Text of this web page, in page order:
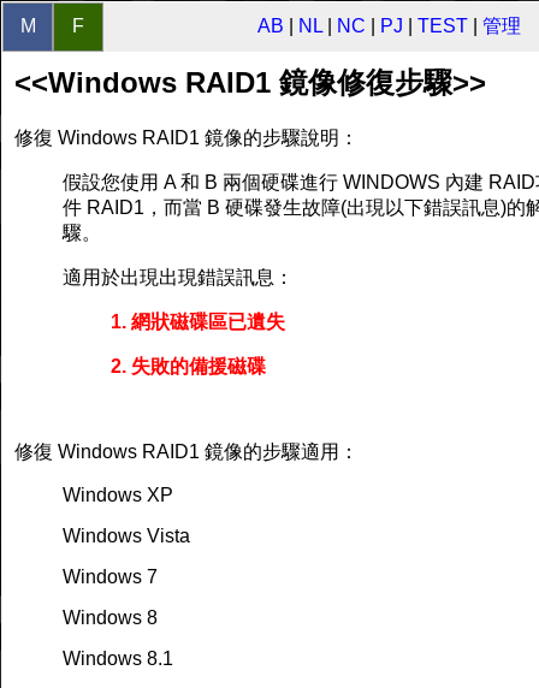
M F AB NL NC PJ TEST 管理
<<Windows RAID1 鏡像修復步驟>>
修復 Windows RAID1 鏡像的步驟說明：
假設您使用 A 和 B 兩個硬碟進行 WINDOWS 內建
件 RAID1，而當 B 硬碟發生故障(出現以下錯誤訊息)的
驟。
適用於出現出現錯誤訊息：
1. 網狀磁碟區已遺失
2. 失敗的備援磁碟
修復 Windows RAID1 鏡像的步驟適用：
Windows XP
Windows Vista
Windows 7
Windows 8
Windows 8.1